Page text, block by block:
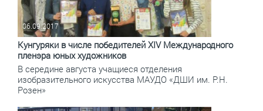
06.09.2017
Кунгуряки в числе победителей XIV Международного
пленэра юных художников
В середине августа учащиеся отделения
изобразительного искусства МАУДО «ДШИ им. Р.Н.
Розен»